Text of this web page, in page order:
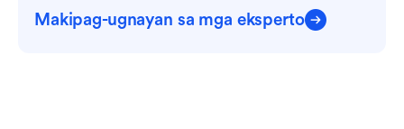
Makipag-ugnayan sa mga eksperto